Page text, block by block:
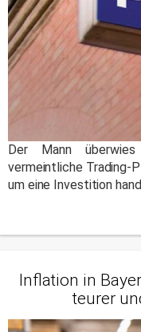
Der Mann
vermeintliche Trading-
um eine Investition
Inflation in
teurer